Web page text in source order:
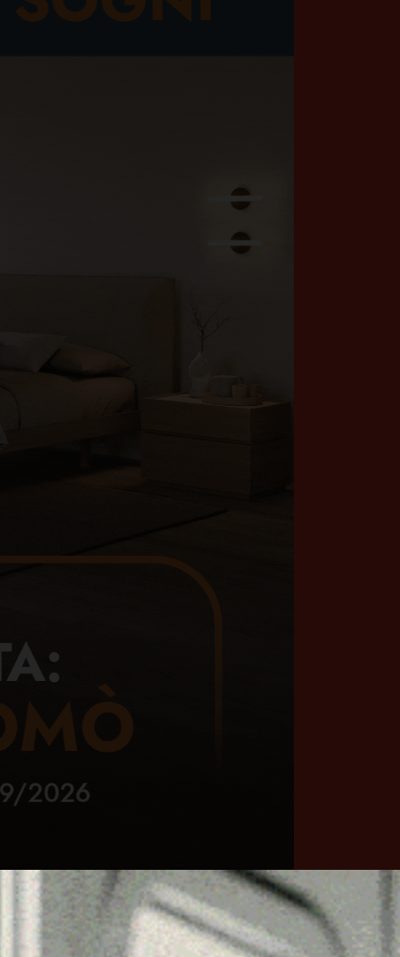
Necrologie
Numeri
utili
Contatti